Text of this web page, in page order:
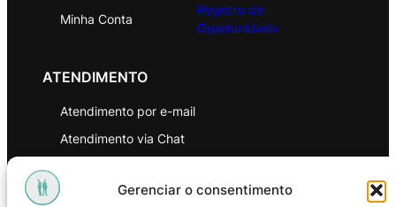
Gerenciar o consentimento
Minha Conta
Registro de
Oportunidade
ATENDIMENTO
Atendimento por e-mail
Atendimento via Chat